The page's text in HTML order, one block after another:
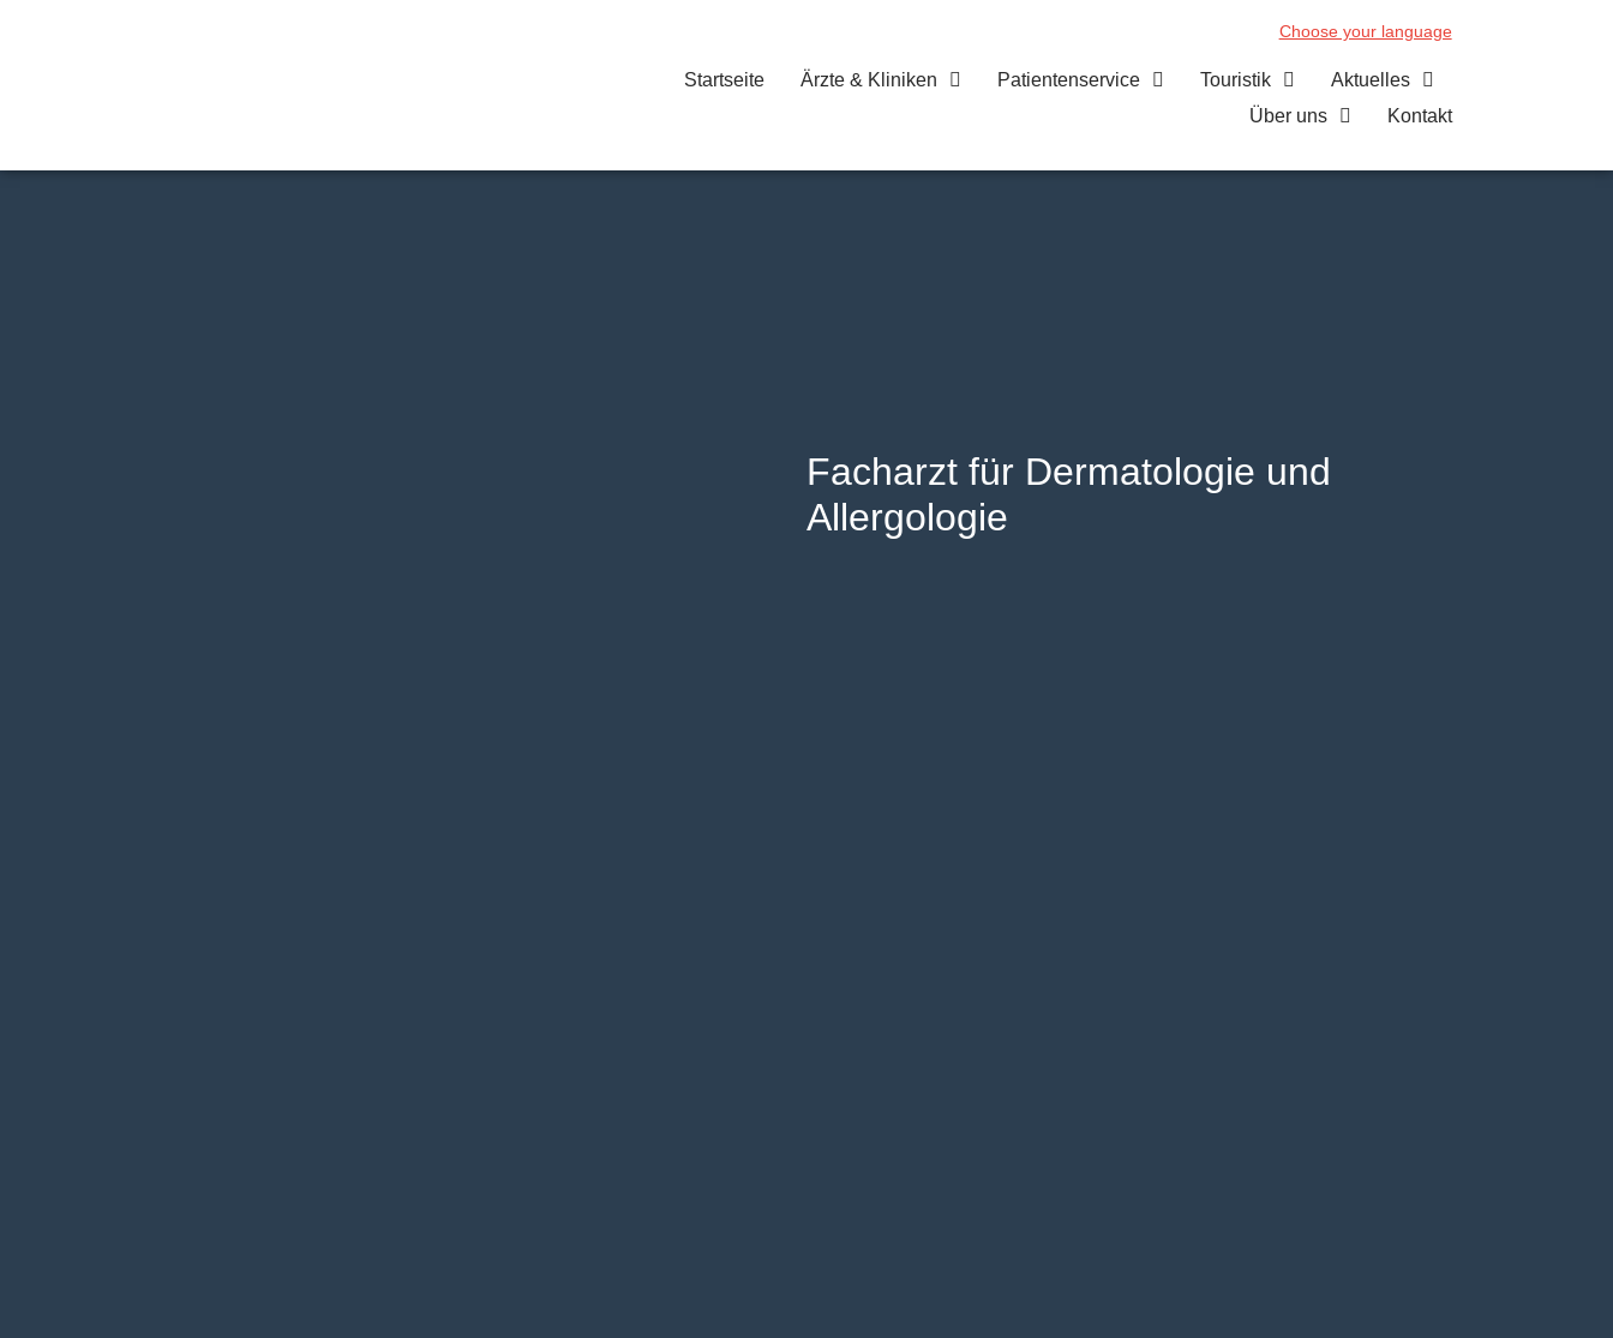
Choose your language
Startseite Ärzte & Kliniken Patientenservice Touristik
Aktuelles
Über uns
Kontakt
Facharzt für Dermatologie und
Allergologie